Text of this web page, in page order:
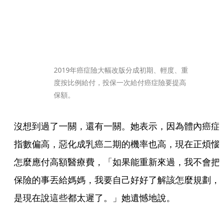
2019年癌症險大幅改版分成初期、輕度、重
度按比例給付，投保一次給付癌症險要提高
保額。
沒想到過了一關，還有一關。她表示，因為體內癌症
指數偏高，惡化成乳癌二期的機率也高，現在正煩惱
怎麼應付高額醫療費，「如果能重新來過，我不會把
保險的事丟給媽媽，我要自己好好了解該怎麼規劃，
是現在說這些都太遲了。」她遺憾地說。